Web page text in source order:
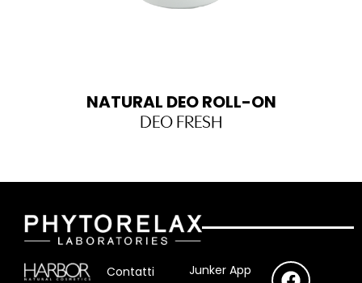
NATURAL DEO ROLL-ON
DEO FRESH
Contatti
Junker App F
I
Y